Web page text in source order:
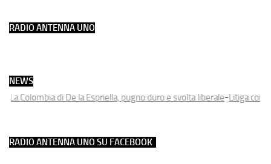
RADIO ANTENNA UNO
NEWS
Colombia di De la Espriella, pugno duro e svolta liberale-Litiga con i
RADIO ANTENNA UNO SU FACEBOOK